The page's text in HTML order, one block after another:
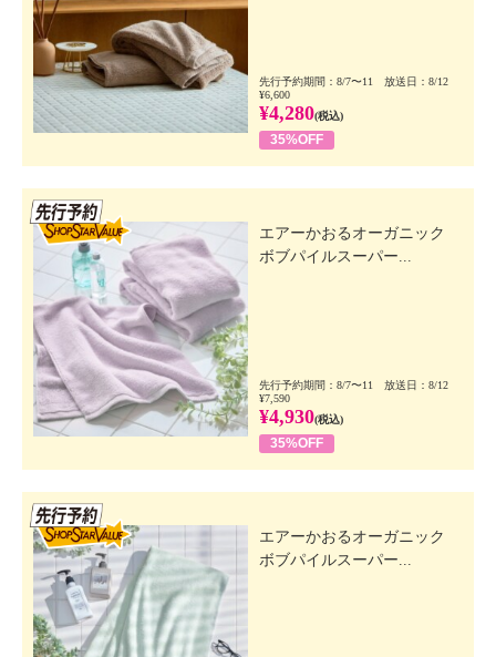
先行予約期間：8/7〜11 放送日：8/12
¥6,600
¥4,280(税込)
35%OFF
エアーかおるオーガニック
ボブパイルスーパー...
先行予約期間：8/7〜11 放送日：8/12
¥7,590
¥4,930(税込)
35%OFF
エアーかおるオーガニック
ボブパイルスーパー...